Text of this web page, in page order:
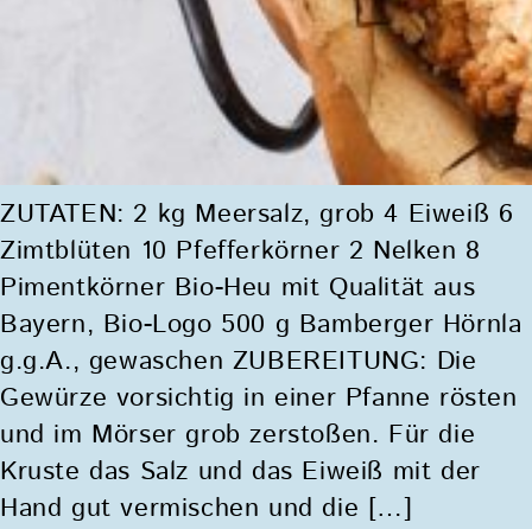
ZUTATEN: 2 kg Meersalz, grob 4 Eiweiß 6
Zimtblüten 10 Pfefferkörner 2 Nelken 8
Pimentkörner Bio-Heu mit Qualität aus
Bayern, Bio-Logo 500 g Bamberger Hörnla
g.g.A., gewaschen ZUBEREITUNG: Die
Gewürze vorsichtig in einer Pfanne rösten
und im Mörser grob zerstoßen. Für die
Kruste das Salz und das Eiweiß mit der
Hand gut vermischen und die […]